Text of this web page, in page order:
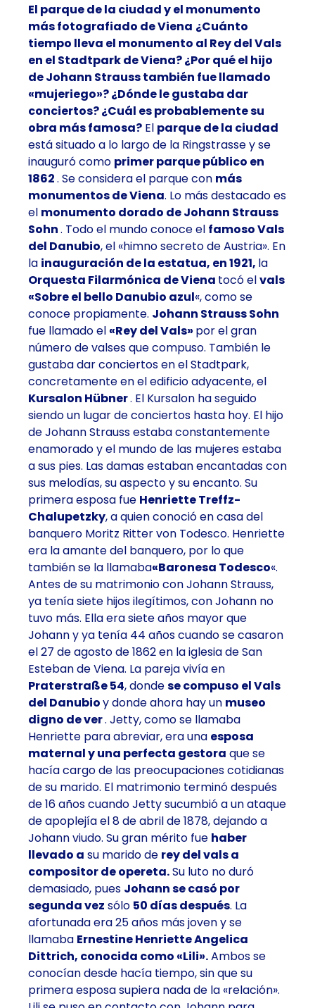
El parque de la ciudad y el monumento
más fotografiado de Viena ¿Cuánto
tiempo lleva el monumento al Rey del Vals
en el Stadtpark de Viena? ¿Por qué el hijo
de Johann Strauss también fue llamado
«mujeriego»? ¿Dónde le gustaba dar
conciertos? ¿Cuál es probablemente su
obra más famosa? El parque de la ciudad
está situado a lo largo de la Ringstrasse y se
inauguró como primer parque público en
1862. Se considera el parque con más
monumentos de Viena. Lo más destacado es
el monumento dorado de Johann Strauss
Sohn. Todo el mundo conoce el famoso Vals
del Danubio, el «himno secreto de Austria». En
la inauguración de la estatua, en 1921, la
Orquesta Filarmónica de Viena tocó elvals
«Sobre el bello Danubio azul«, como se
conoce propiamente. Johann Strauss Sohn
fue llamado el «Rey del Vals» por el gran
número de valses que compuso. También le
gustaba dar conciertos en el Stadtpark,
concretamente en el edificio adyacente, el
Kursalon Hübner. El Kursalon ha seguido
siendo un lugar de conciertos hasta hoy. El hijo
de Johann Strauss estaba constantemente
enamorado y el mundo de las mujeres estaba
a sus pies. Las damas estaban encantadas con
sus melodías, su aspecto y su encanto. Su
primera esposa fue Henriette Treffz-
Chalupetzky, a quien conoció en casa del
banquero Moritz Ritter von Todesco. Henriette
era la amante del banquero, por lo que
también se la llamaba«Baronesa Todesco«.
Antes de su matrimonio con Johann Strauss,
ya tenía siete hijos ilegítimos, con Johann no
tuvo más. Ella era siete años mayor que
Johann y ya tenía 44 años cuando se casaron
el 27 de agosto de 1862 en la iglesia de San
Esteban de Viena. La pareja vivía en
Praterstraße 54, dondese compuso el Vals
del Danubioy donde ahora hay un museo
digno de ver. Jetty, como se llamaba
Henriette para abreviar, era una esposa
maternal y una perfecta gestora que se
hacía cargo de las preocupaciones cotidianas
de su marido. El matrimonio terminó después
de 16 años cuando Jetty sucumbió a un ataque
de apoplejía el 8 de abril de 1878, dejando a
Johann viudo. Su gran mérito fue haber
llevado a su marido de rey del vals a
compositor de opereta.Su luto no duró
demasiado, pues Johann se casó por
segunda vez sólo 50 días después. La
afortunada era 25 años más joven y se
llamaba Ernestine Henriette Angelica
Dittrich, conocida como «Lili».Ambos se
conocían desde hacía tiempo, sin que su
primera esposa supiera nada de la «relación».